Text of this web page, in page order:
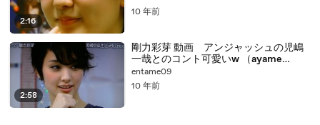
2:16
10 年前
2:58
剛力彩芽 動画 アンジャッシュの児嶋
一哉とのコント可愛いw （ayame
gouriki Japanese actress）
entame09
10 年前